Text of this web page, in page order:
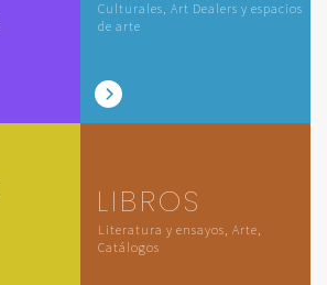
Culturales, Art Dealers y espacios
de arte
LIBROS
Literatura y ensayos, Arte,
Catálogos